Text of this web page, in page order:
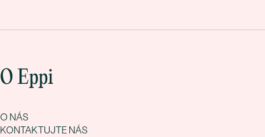
O Eppi
O NÁS
KONTAKTUJTE NÁS